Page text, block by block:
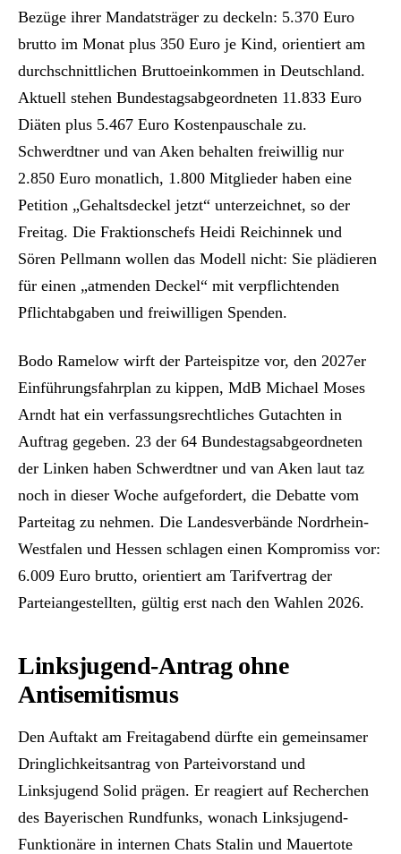
Bezüge ihrer Mandatsträger zu deckeln: 5.370 Euro
brutto im Monat plus 350 Euro je Kind, orientiert am
durchschnittlichen Bruttoeinkommen in Deutschland.
Aktuell stehen Bundestagsabgeordneten 11.833 Euro
Diäten plus 5.467 Euro Kostenpauschale zu.
Schwerdtner und van Aken behalten freiwillig nur
2.850 Euro monatlich, 1.800 Mitglieder haben eine
Petition „Gehaltsdeckel jetzt“ unterzeichnet, so der
Freitag. Die Fraktionschefs Heidi Reichinnek und
Sören Pellmann wollen das Modell nicht: Sie plädieren
für einen „atmenden Deckel“ mit verpflichtenden
Pflichtabgaben und freiwilligen Spenden.
Bodo Ramelow wirft der Parteispitze vor, den 2027er
Einführungsfahrplan zu kippen, MdB Michael Moses
Arndt hat ein verfassungsrechtliches Gutachten in
Auftrag gegeben. 23 der 64 Bundestagsabgeordneten
der Linken haben Schwerdtner und van Aken laut taz
noch in dieser Woche aufgefordert, die Debatte vom
Parteitag zu nehmen. Die Landesverbände Nordrhein-
Westfalen und Hessen schlagen einen Kompromiss vor:
6.009 Euro brutto, orientiert am Tarifvertrag der
Parteiangestellten, gültig erst nach den Wahlen 2026.
Linksjugend-Antrag ohne
Antisemitismus
Den Auftakt am Freitagabend dürfte ein gemeinsamer
Dringlichkeitsantrag von Parteivorstand und
Linksjugend Solid prägen. Er reagiert auf Recherchen
des Bayerischen Rundfunks, wonach Linksjugend-
Funktionäre in internen Chats Stalin und Mauertote